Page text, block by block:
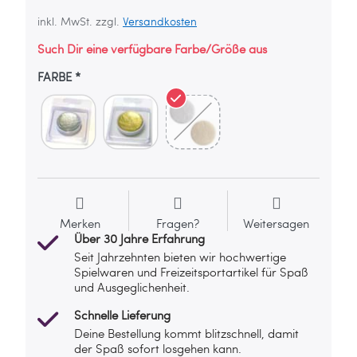
inkl. MwSt. zzgl. Versandkosten
Such Dir eine verfügbare Farbe/Größe aus
FARBE
Merken Fragen?
Weitersagen
Über 30 Jahre Erfahrung
Seit Jahrzehnten bieten wir hochwertige
Spielwaren und Freizeitsportartikel für Spaß
und Ausgeglichenheit.
Schnelle Lieferung
Deine Bestellung kommt blitzschnell, damit
der Spaß sofort losgehen kann.